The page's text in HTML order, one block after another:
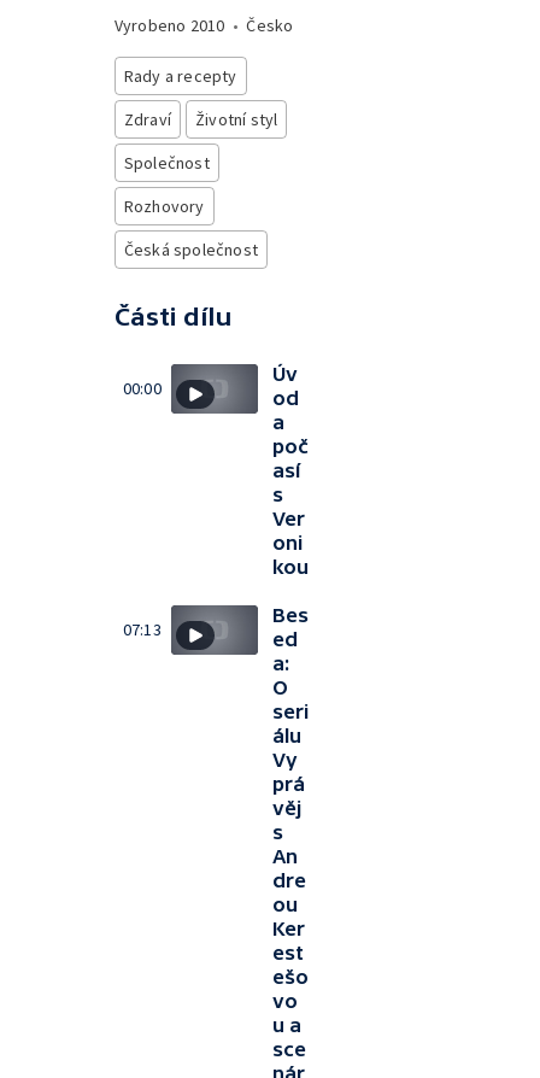
Vyrobeno 2010 •Česko
Rady a recepty
Zdraví
Životní styl
Společnost
Rozhovory
Česká společnost
Části dílu
00:00
Úv
od
a
poč
así
s
Ver
oni
kou
07:13
Bes
ed
a:
O
seri
álu
Vy
prá
věj
s
An
dre
ou
Ker
est
ešo
vo
u a
sce
nár